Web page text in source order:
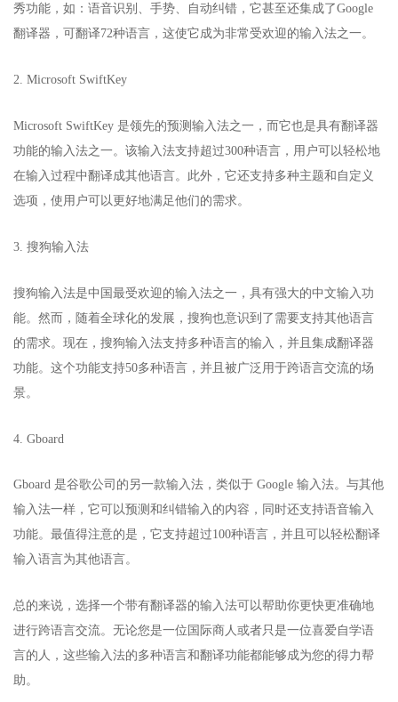
秀功能，如：语音识别、手势、自动纠错，它甚至还集成了Google
翻译器，可翻译72种语言，这使它成为非常受欢迎的输入法之一。
2. Microsoft SwiftKey
Microsoft SwiftKey 是领先的预测输入法之一，而它也是具有翻译器
功能的输入法之一。该输入法支持超过300种语言，用户可以轻松地
在输入过程中翻译成其他语言。此外，它还支持多种主题和自定义
选项，使用户可以更好地满足他们的需求。
3. 搜狗输入法
搜狗输入法是中国最受欢迎的输入法之一，具有强大的中文输入功
能。然而，随着全球化的发展，搜狗也意识到了需要支持其他语言
的需求。现在，搜狗输入法支持多种语言的输入，并且集成翻译器
功能。这个功能支持50多种语言，并且被广泛用于跨语言交流的场
景。
4. Gboard
Gboard 是谷歌公司的另一款输入法，类似于 Google 输入法。与其他
输入法一样，它可以预测和纠错输入的内容，同时还支持语音输入
功能。最值得注意的是，它支持超过100种语言，并且可以轻松翻译
输入语言为其他语言。
总的来说，选择一个带有翻译器的输入法可以帮助你更快更准确地
进行跨语言交流。无论您是一位国际商人或者只是一位喜爱自学语
言的人，这些输入法的多种语言和翻译功能都能够成为您的得力帮
助。